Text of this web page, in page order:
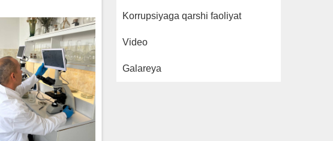
Korrupsiyaga qarshi faoliyat
Video
Galareya